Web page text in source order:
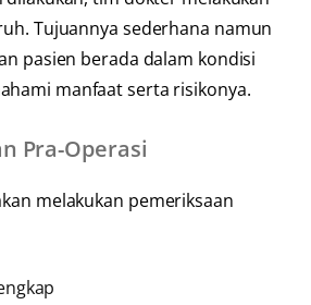
Tujuannya sederhana namun
pasien berada dalam kondisi
manfaat serta risikonya.
Pra-Operasi
melakukan pemeriksaan